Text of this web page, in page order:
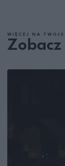
WIĘCEJ NA